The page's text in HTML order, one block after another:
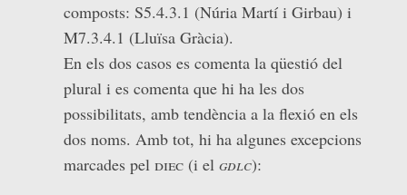
composts: S5.4.3.1 (Núria Martí i Girbau) i
M7.3.4.1 (Lluïsa Gràcia).
En els dos casos es comenta la qüestió del
plural i es comenta que hi ha les dos
possibilitats, amb tendència a la flexió en els
dos noms. Amb tot, hi ha algunes excepcions
marcades pel diec (i el gdlc):